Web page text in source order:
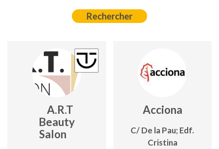
A.R.T
Beauty
Salon
Acciona
C/ De la Pau; Edf.
Cristina